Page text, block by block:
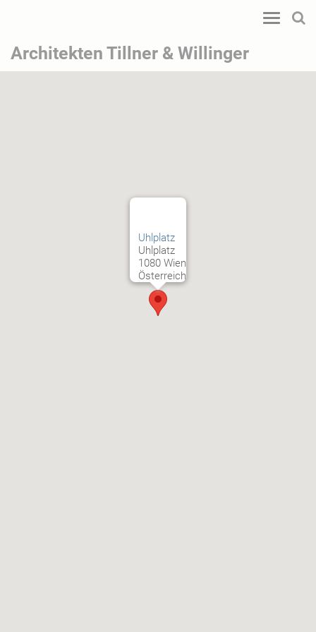
Toggle
Architekten Tillner & Willinger
Uhlplatz
Uhlplatz
1080 Wien
Österreich